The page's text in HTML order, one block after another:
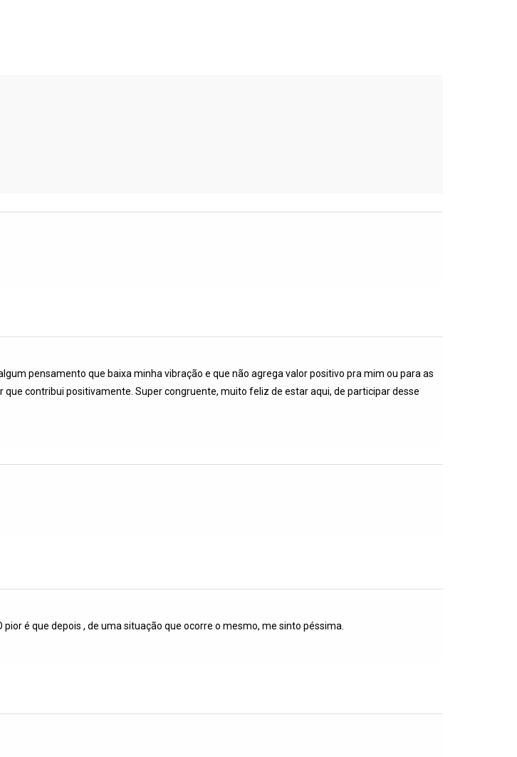
pensamento que baixa minha vibração e que não agrega valor positivo pra mim ou para as
contribui positivamente. Super congruente, muito feliz de estar aqui, de participar desse
é que depois , de uma situação que ocorre o mesmo, me sinto péssima.